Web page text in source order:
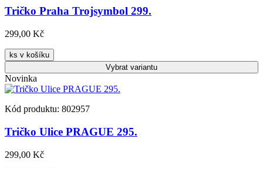
Tričko Praha Trojsymbol 299.
299,00 Kč
ks v košíku
Vybrat variantu
Novinka
Kód produktu: 802957
Tričko Ulice PRAGUE 295.
299,00 Kč